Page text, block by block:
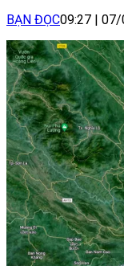
BẠN ĐỌC09:27 | 07/